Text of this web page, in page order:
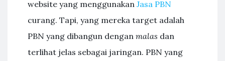
website yang menggunakan Jasa PBN
curang. Tapi, yang mereka target adalah
PBN yang dibangun dengan malas dan
terlihat jelas sebagai jaringan. PBN yang